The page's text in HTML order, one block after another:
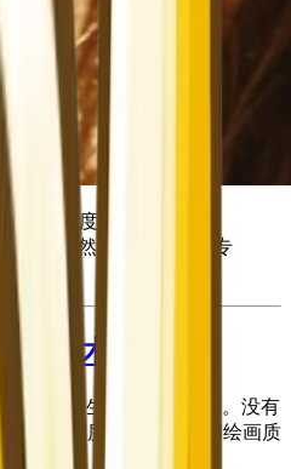
成逼真度极高的肖像
丝和自然光线都能媲美专
艺术质量
术AI图像生成的黄金标准。没有
等情感深度、构图精妙和绘画质